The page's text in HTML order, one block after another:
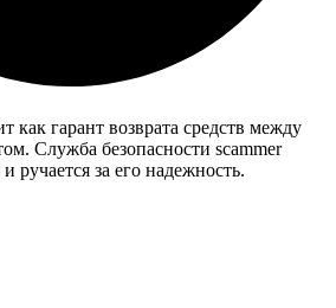
как гарант возврата средств между
Служба безопасности scammer
ручается за его надежность.